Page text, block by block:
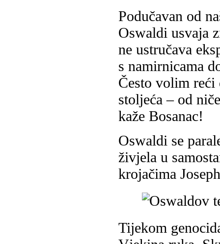
Podučavan od
Oswaldi usvaja
ne ustručava
s namirnicama
Često volim
stoljeća – od
kaže Bosanac!
Oswaldi se
živjela u
krojačima
Tijekom